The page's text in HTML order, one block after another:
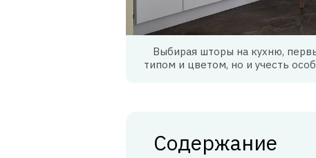
Выбирая шторы на кухню,
типом и цветом, но и учесть
Содержание